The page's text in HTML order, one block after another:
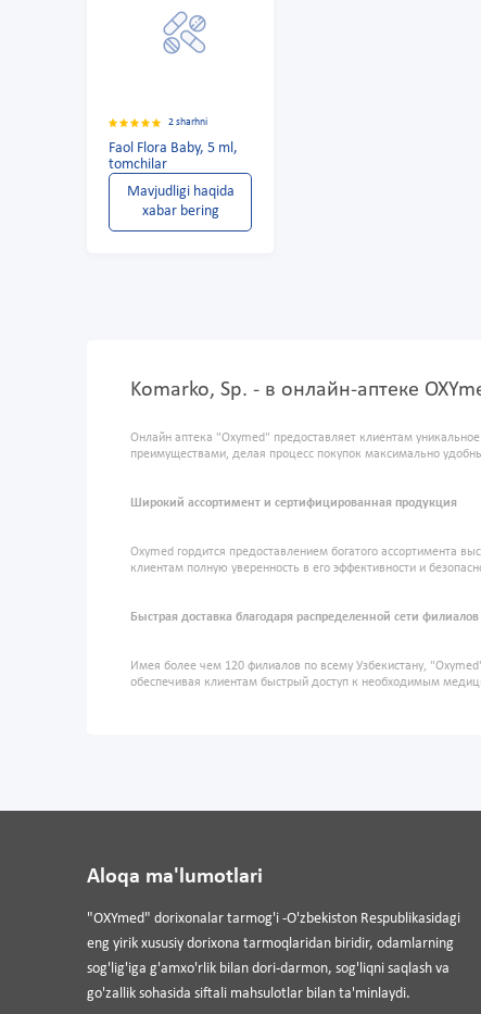
2 sharhni
Faol Flora Baby, 5 ml,
tomchilar
Mavjudligi haqida
xabar bering
Komarko, Sp. - в онлайн-аптеке
Онлайн аптека "Oxymed" предоставляет клиентам
преимуществами, делая процесс покупок максимально
Широкий ассортимент и сертифицированная продукция
Oxymed гордится предоставлением богатого ассортимента
клиентам полную уверенность в его эффективности и
Быстрая доставка благодаря распределенной сети филиалов
Имея более чем 120 филиалов по всему Узбекистану,
обеспечивая клиентам быстрый доступ к необходимым
Aloqa ma'lumotlari
"OXYmed" dorixonalar tarmog'i -O'zbekiston Respublikasidagi
eng yirik xususiy dorixona tarmoqlaridan biridir, odamlarning
sog'lig'iga g'amxo'rlik bilan dori-darmon, sog'liqni saqlash va
go'zallik sohasida siftali mahsulotlar bilan ta'minlaydi.